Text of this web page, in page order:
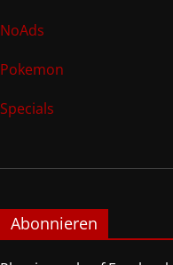
NoAds
Pokemon
Specials
Abonnieren